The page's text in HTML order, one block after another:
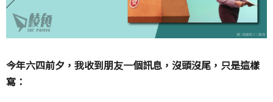
今年六四前夕，我收到朋友一個訊息，沒頭沒尾，只是這樣
寫：